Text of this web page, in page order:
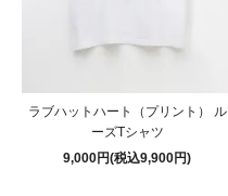
ラブハットハート（プリント） ル
ーズTシャツ
9,000円(税込9,900円)